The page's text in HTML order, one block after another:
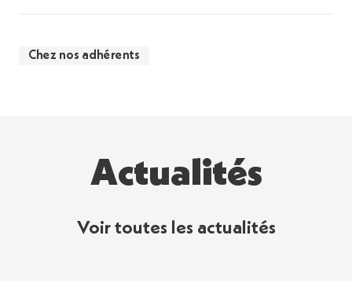
Chez nos adhérents
Actualités
Voir toutes les actualités